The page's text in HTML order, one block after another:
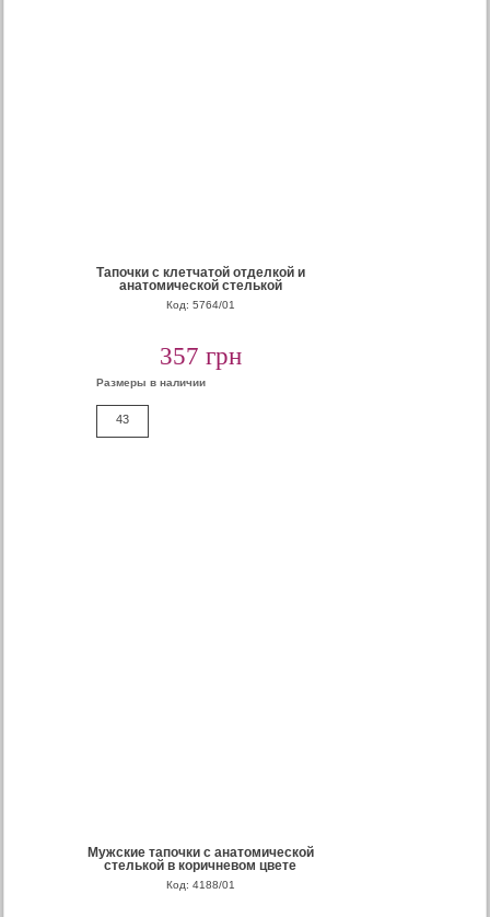
Тапочки с клетчатой отделкой и
анатомической стелькой
Код: 5764/01
357 грн
Размеры в наличии
43
Мужские тапочки с анатомической
стелькой в коричневом цвете
Код: 4188/01